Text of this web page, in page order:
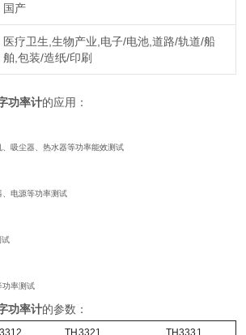
国产
医疗卫生,生物产业,电子/电池,道路/轨道/船
舶,包装/造纸/印刷
功率计的应用：
吸尘器、热水器等功率能效测试
电源等功率测试
率测试
功率计的参数：
TH3321 TH3331